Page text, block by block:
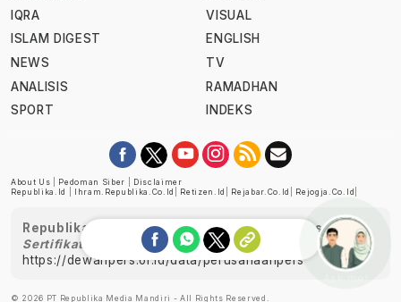
IQRA
ISLAM DIGEST
NEWS
ANALISIS
SPORT
VISUAL
ENGLISH
TV
RAMADHAN
INDEKS
About Us Pedoman Siber
Disclaimer
Republika.id
Ihram.republika.co.id Retizen.id Rejabar.co.id Rejogja.co.id
Republika telah diverifikasi oleh Dewan Pers
Sertifikat Nomor 1058/DP-Verifikasi/K/XII/2022
https://dewanpers.or.id/data/perusahaanpers
© 2026 PT Republika Media Mandiri - All Rights Reserved.